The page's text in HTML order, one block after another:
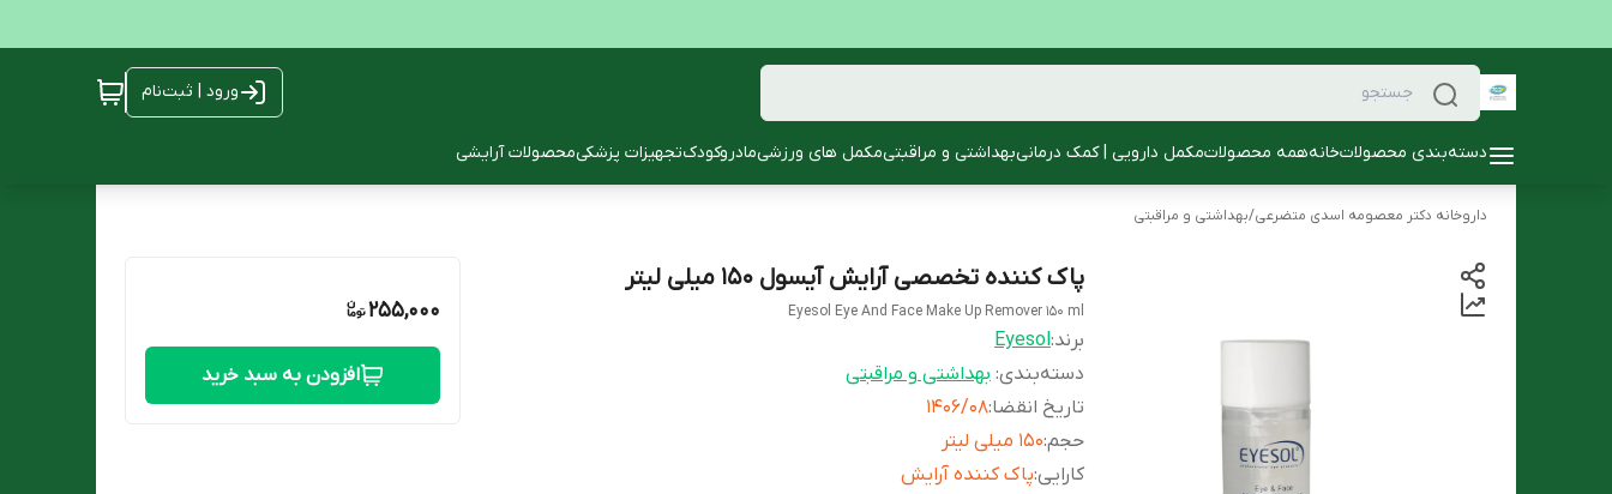
ورود | ثبت‌نام
دسته‌بندی محصولاتخانههمه محصولاتمکمل دارویی | کمک درمانیبهداشتی و مراقبتیمکمل های ورزشیمادروکودکتجهیزات پزشکیمحصولات آرایشی
داروخانه دکتر معصومه اسدی متضرعی/بهداشتی و مراقبتی
پاک کننده تخصصی آرایش آیسول 150 میلی لیتر
Eyesol Eye And Face Make Up Remover 150 ml
برند:Eyesol
دسته‌بندی: بهداشتی و مراقبتی
تاریخ انقضا:
1406/08
حجم:150 میلی لیتر
کارایی:پاک کننده آرایش
255,000
افزودن به سبد خرید